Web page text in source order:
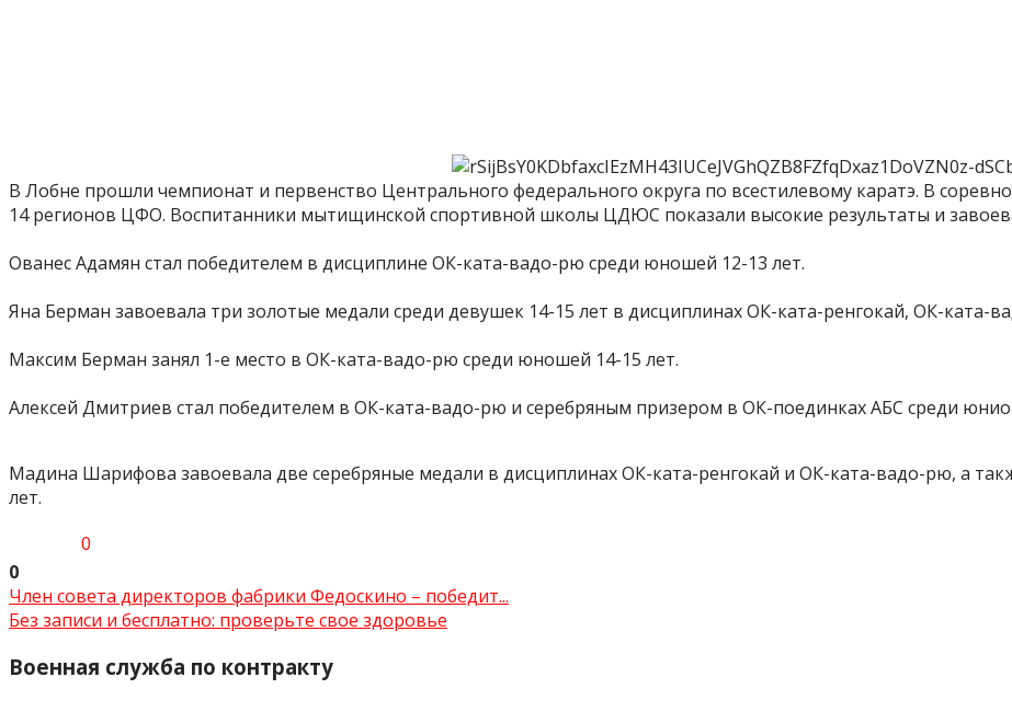
В Лобне прошли чемпионат и первенство Центрального федерального округа по всестилевому каратэ. В
14 регионов ЦФО. Воспитанники мытищинской спортивной школы ЦДЮС показали высокие результаты и
Ованес Адамян стал победителем в дисциплине ОК-ката-вадо-рю среди юношей 12-13 лет.
Яна Берман завоевала три золотые медали среди девушек 14-15 лет в дисциплинах ОК-ката-ренгокай, ОК-ката-
Максим Берман занял 1-е место в ОК-ката-вадо-рю среди юношей 14-15 лет.
Алексей Дмитриев стал победителем в ОК-ката-вадо-рю и серебряным призером в ОК-поединках АБС среди
Мадина Шарифова завоевала две серебряные медали в дисциплинах ОК-ката-ренгокай и ОК-ката-вадо-рю, а
лет.
0
0
Член совета директоров фабрики Федоскино – победит...
Без записи и бесплатно: проверьте свое здоровье
Военная служба по контракту